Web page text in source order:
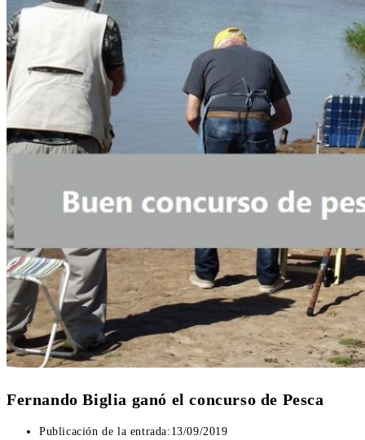
Fernando Biglia ganó el concurso de Pesca
Publicación de la entrada: 13/09/2019